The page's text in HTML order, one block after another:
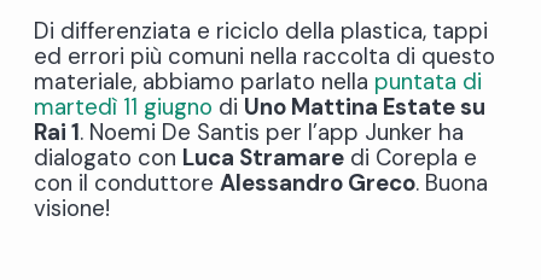
Di differenziata e riciclo della plastica, tappi
ed errori più comuni nella raccolta di questo
materiale, abbiamo parlato nella puntata di
martedì 11 giugno di Uno Mattina Estate su
Rai 1. Noemi De Santis per l’app Junker ha
dialogato con Luca Stramare di Corepla e
con il conduttore Alessandro Greco. Buona
visione!